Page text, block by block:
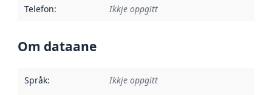
Telefon: Ikkje oppgitt
Om dataane
Språk: Ikkje oppgitt